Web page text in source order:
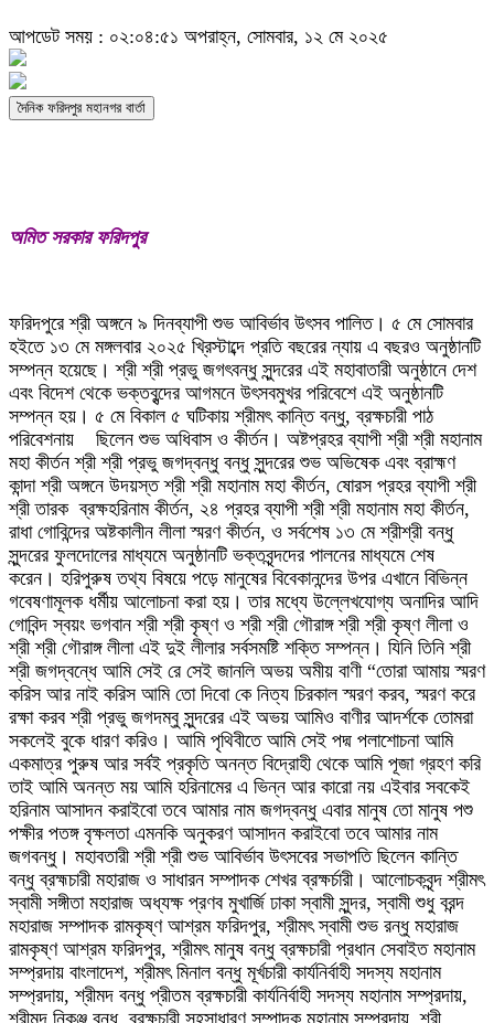
আপডেট সময় : ০২:০৪:৫১ অপরাহ্ন, সোমবার, ১২ মে ২০২৫
দৈনিক ফরিদপুর মহানগর বার্তা
অমিত সরকার ফরিদপুর
ফরিদপুরে শ্রী অঙ্গনে ৯ দিনব্যাপী শুভ আবির্ভাব উৎসব পালিত। ৫ মে সোমবার
হইতে ১৩ মে মঙ্গলবার ২০২৫ খ্রিস্টাব্দে প্রতি বছরের ন্যায় এ বছরও অনুষ্ঠানটি
সম্পন্ন হয়েছে। শ্রী শ্রী প্রভু জগৎবন্ধু সুন্দরের এই মহাবাতারী অনুষ্ঠানে দেশ
এবং বিদেশ থেকে ভক্তবৃন্দের আগমনে উৎসবমুখর পরিবেশে এই অনুষ্ঠানটি
সম্পন্ন হয়। ৫ মে বিকাল ৫ ঘটিকায় শ্রীমৎ কান্তি বন্ধু, ব্রক্ষচারী পাঠ
পরিবেশনায় ছিলেন শুভ অধিবাস ও কীর্তন। অষ্টপ্রহর ব্যাপী শ্রী শ্রী মহানাম
মহা কীর্তন শ্রী শ্রী প্রভু জগদ্বন্ধু বন্ধু সুন্দরের শুভ অভিষেক এবং ব্রাহ্মণ
কান্দা শ্রী অঙ্গনে উদয়স্ত শ্রী শ্রী মহানাম মহা কীর্তন, ষোরস প্রহর ব্যাপী শ্রী
শ্রী তারক ব্রক্ষহরিনাম কীর্তন, ২৪ প্রহর ব্যাপী শ্রী শ্রী মহানাম মহা কীর্তন,
রাধা গোবিন্দের অষ্টকালীন লীলা স্মরণ কীর্তন, ও সর্বশেষ ১৩ মে শ্রীশ্রী বন্ধু
সুন্দরের ফুলদোলের মাধ্যমে অনুষ্ঠানটি ভক্তবৃন্দদের পালনের মাধ্যমে শেষ
করেন। হরিপুরুষ তথ্য বিষয়ে পড়ে মানুষের বিবেকানন্দের উপর এখানে বিভিন্ন
গবেষণামূলক ধর্মীয় আলোচনা করা হয়। তার মধ্যে উল্লেখযোগ্য অনাদির আদি
গোবিন্দ স্বয়ং ভগবান শ্রী শ্রী কৃষ্ণ ও শ্রী শ্রী গৌরাঙ্গ শ্রী শ্রী কৃষ্ণ লীলা ও
শ্রী শ্রী গৌরাঙ্গ লীলা এই দুই লীলার সর্বসমষ্টি শক্তি সম্পন্ন। যিনি তিনি শ্রী
শ্রী জগদ্বন্ধে আমি সেই রে সেই জানলি অভয় অমীয় বাণী “তোরা আমায় স্মরণ
করিস আর নাই করিস আমি তো দিবো কে নিত্য চিরকাল স্মরণ করব, স্মরণ করে
রক্ষা করব শ্রী প্রভু জগদম্বু সুন্দরের এই অভয় আমিও বাণীর আদর্শকে তোমরা
সকলেই বুকে ধারণ করিও। আমি পৃথিবীতে আমি সেই পদ্ম পলাশোচনা আমি
একমাত্র পুরুষ আর সর্বই প্রকৃতি অনন্ত বিদ্রোহী থেকে আমি পূজা গ্রহণ করি
তাই আমি অনন্ত ময় আমি হরিনামের এ ভিন্ন আর কারো নয় এইবার সবকেই
হরিনাম আসাদন করাইবো তবে আমার নাম জগদ্বন্ধু এবার মানুষ তো মানুষ পশু
পক্ষীর পতঙ্গ বৃক্ষলতা এমনকি অনুকরণ আসাদন করাইবো তবে আমার নাম
জগবন্ধু। মহাবতারী শ্রী শ্রী শুভ আবির্ভাব উৎসবের সভাপতি ছিলেন কান্তি
বন্ধু ব্রহ্মচারী মহারাজ ও সাধারন সম্পাদক শেখর ব্রক্ষর্চারী। আলোচকবৃন্দ শ্রীমৎ
স্বামী সঙ্গীতা মহারাজ অধ্যক্ষ প্রণব মুখার্জি ঢাকা স্বামী সুন্দর, স্বামী শুধু বরন্দ
মহারাজ সম্পাদক রামকৃষ্ণ আশ্রম ফরিদপুর, শ্রীমৎ স্বামী শুভ রন্ধু মহারাজ
রামকৃষ্ণ আশ্রম ফরিদপুর, শ্রীমৎ মানুষ বন্ধু ব্রক্ষচারী প্রধান সেবাইত মহানাম
সম্প্রদায় বাংলাদেশ, শ্রীমৎ মিনাল বন্ধু মূর্খচারী কার্যনির্বাহী সদস্য মহানাম
সম্প্রদায়, শ্রীমদ বন্ধু প্রীতম ব্রক্ষচারী কার্যনির্বাহী সদস্য মহানাম সম্প্রদায়,